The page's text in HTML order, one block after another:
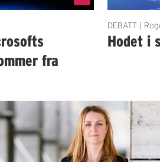
fra
DEBATT |
Hodet i